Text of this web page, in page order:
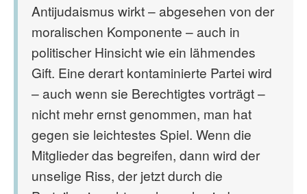
Antijudaismus wirkt – abgesehen von der
moralischen Komponente – auch in
politischer Hinsicht wie ein lähmendes
Gift. Eine derart kontaminierte Partei wird
– auch wenn sie Berechtigtes vorträgt –
nicht mehr ernst genommen, man hat
gegen sie leichtestes Spiel. Wenn die
Mitglieder das begreifen, dann wird der
unselige Riss, der jetzt durch die